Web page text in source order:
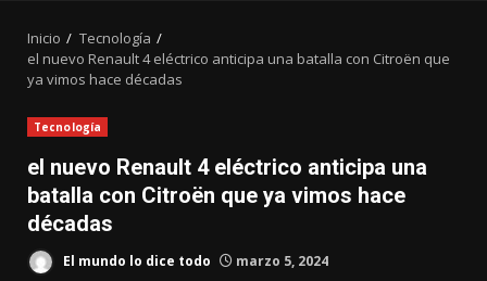
Inicio
Tecnología
el nuevo Renault 4 eléctrico anticipa una batalla con Citroën que
ya vimos hace décadas
Tecnología
el nuevo Renault 4 eléctrico anticipa una
batalla con Citroën que ya vimos hace
décadas
El mundo lo dice todo marzo 5, 2024